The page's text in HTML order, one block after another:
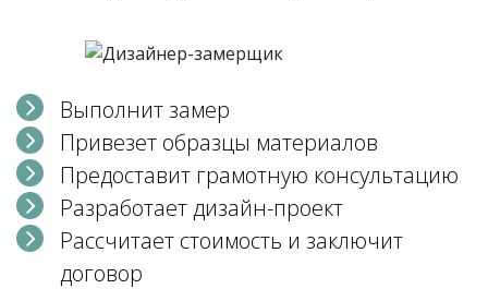
Выполнит замер
Привезет образцы материалов
Предоставит грамотную консультацию
Разработает дизайн-проект
Рассчитает стоимость и заключит
договор